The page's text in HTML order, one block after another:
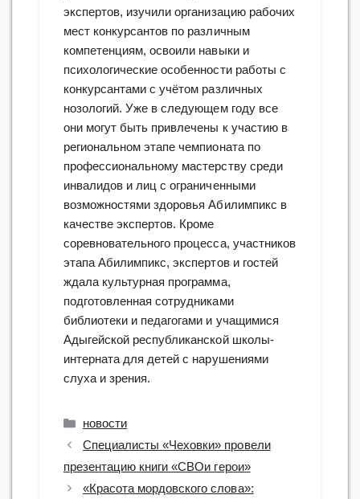
экспертов, изучили организацию рабочих
мест конкурсантов по различным
компетенциям, освоили навыки и
психологические особенности работы с
конкурсантами с учётом различных
нозологий. Уже в следующем году все
они могут быть привлечены к участию в
региональном этапе чемпионата по
профессиональному мастерству среди
инвалидов и лиц с ограниченными
возможностями здоровья Абилимпикс в
качестве экспертов. Кроме
соревновательного процесса, участников
этапа Абилимпикс, экспертов и гостей
ждала культурная программа,
подготовленная сотрудниками
библиотеки и педагогами и учащимися
Адыгейской республиканской школы-
интерната для детей с нарушениями
слуха и зрения.
Рубрики
новости
Специалисты «Чеховки» провели
презентацию книги «СВОи герои»
«Красота мордовского слова»: